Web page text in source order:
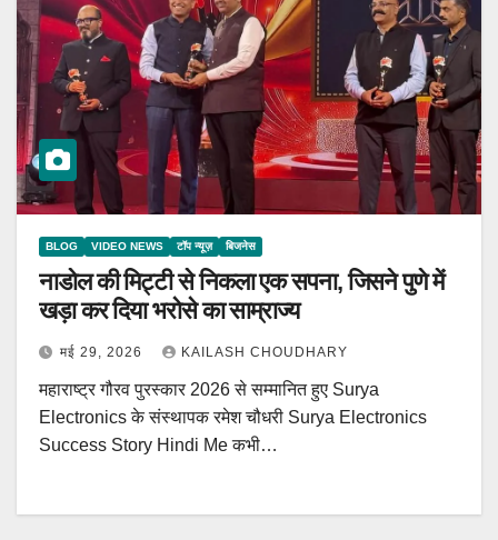
BLOG VIDEO NEWS टॉप न्यूज़ बिजनेस
नाडोल की मिट्टी से निकला एक सपना, जिसने पुणे में
खड़ा कर दिया भरोसे का साम्राज्य
मई 29, 2026 KAILASH CHOUDHARY
महाराष्ट्र गौरव पुरस्कार 2026 से सम्मानित हुए Surya
Electronics के संस्थापक रमेश चौधरी Surya Electronics
Success Story Hindi Me कभी…